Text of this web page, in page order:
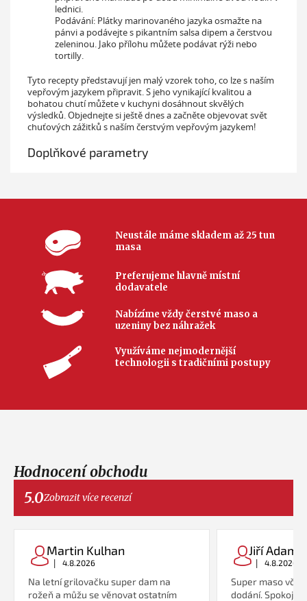
lednici.
Podávání: Plátky marinovaného jazyka osmažte na
pánvi a podávejte s pikantním salsa dipem a čerstvou
zeleninou. Jako přílohu můžete podávat rýži nebo
tortilly.
Tyto recepty představují jen malý vzorek toho, co lze s naším
vepřovým jazykem připravit. S jeho vynikající kvalitou a
bohatou chutí můžete v kuchyni dosáhnout skvělých
výsledků. Objednejte si ještě dnes a začněte objevovat svět
chuťových zážitků s naším čerstvým vepřovým jazykem!
Doplňkové parametry
Neustále máme skladem až 25 tun
masa
Preferujeme hlavně místní
dodavatele
Nabízíme vždy čerstvé maso a
uzeniny bez náhražek
Využíváme nejmodernější
technologii s tradičními postupy
Hodnocení obchodu
5.0Zobrazit více recenzí
Martin Kulhan
| 4.8.2026
Na letní grilovačku super dam na
rožeň a můžu se věnovat ostatním
Jiří
| 4.8.2026
Super maso
dodání.